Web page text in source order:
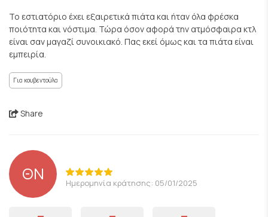
Το εστιατόριο έχει εξαιρετικά πιάτα και ήταν όλα φρέσκα
ποιότητα και νόστιμα. Τώρα όσον αφορά την ατμόσφαιρα κτλ
είναι σαν μαγαζί συνοικιακό. Πας εκεί όμως και τα πιάτα είναι
εμπειρία.
Για κουβεντούλα
Share
ΘΝ Ημερομηνία κράτησης: 05/01/2025